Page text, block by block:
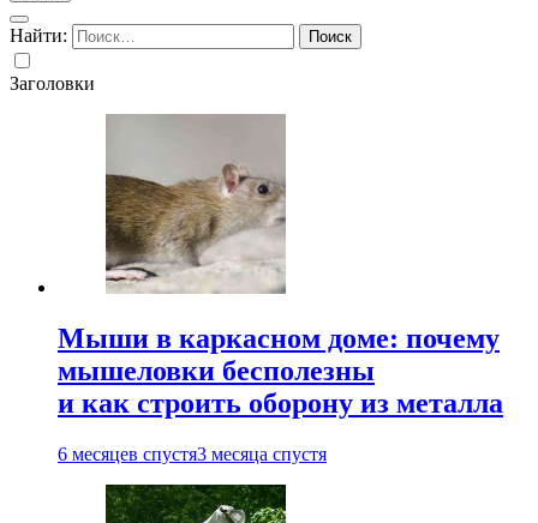
Найти:
Заголовки
Мыши в каркасном доме: почему
мышеловки бесполезны
и как строить оборону из металла
6 месяцев спустя3 месяца спустя